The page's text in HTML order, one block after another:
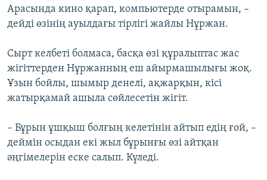
Арасында кино қарап, компьютерде отырамын, –
дейді өзінің ауылдағы тірлігі жайлы Нұржан.
Сырт келбеті болмаса, басқа өзі құралыптас жас
жігіттерден Нұржанның еш айырмашылығы жоқ.
Ұзын бойлы, шымыр денелі, ақжарқын, кісі
жатырқамай ашыла сөйлесетін жігіт.
– Бұрын ұшқыш болғың келетінін айтып едің ғой, –
деймін осыдан екі жыл бұрынғы өзі айтқан
әңгімелерін еске салып. Күледі.